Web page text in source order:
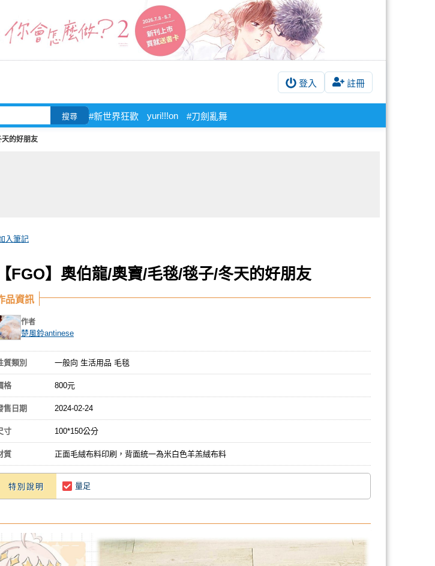
登入 註冊
搜尋 #新世界狂歡 yuri!!!on #刀劍亂舞
天的好朋友
入筆記
【FGO】奧伯龍/奧寶/毛毯/毯子/冬天的好朋友
品資訊
作者
楚風鈴antinese
質類別 一般向 生活用品 毛毯
格 800元
售日期 2024-02-24
寸 100*150公分
質 正面毛絨布料印刷，背面統一為米白色羊羔絨布料
特別說明 量足